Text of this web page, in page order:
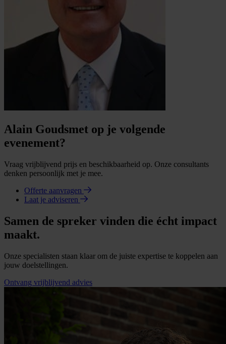
Alain Goudsmet op je volgende
evenement?
Vraag vrijblijvend prijs en beschikbaarheid op. Onze consultants
denken persoonlijk met je mee.
Offerte aanvragen
Laat je adviseren
Samen de spreker vinden die écht impact
maakt.
Onze specialisten staan klaar om de juiste expertise te koppelen aan
jouw doelstellingen.
Ontvang vrijblijvend advies